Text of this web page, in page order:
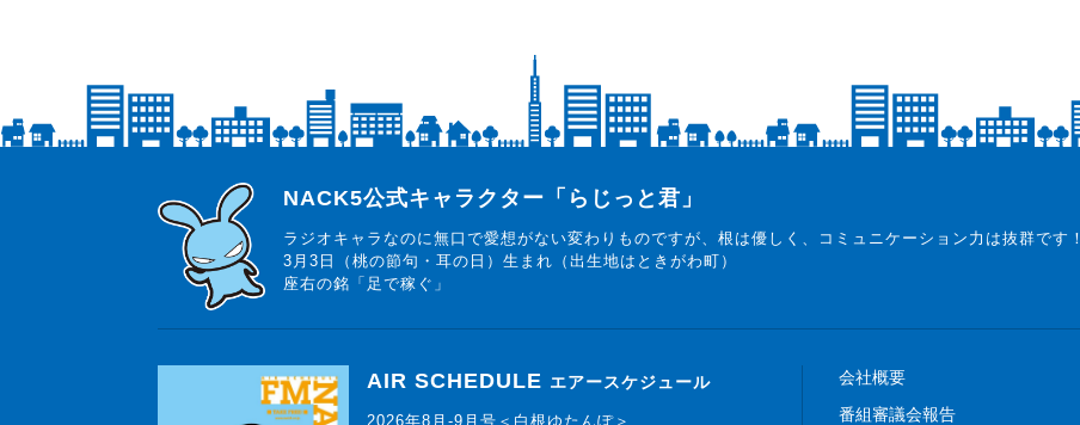
らじっと君
NACK5公式キャラクター「らじっと君」
ラジオキャラなのに無口で愛想がない変わりものですが、根は優しく、コミュニケーション力は抜群です！
3月3日（桃の節句・耳の日）生まれ（出生地はときがわ町）
座右の銘「足で稼ぐ」
AIR SCHEDULE エアースケジュール
2026年8月-9月号＜白根ゆたんぽ＞
会社概要
番組審議会報告